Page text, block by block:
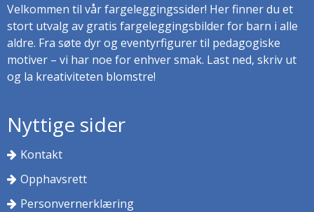
Velkommen til vår fargeleggingssider! Her finner du et
stort utvalg av gratis fargeleggingsbilder for barn i alle
aldre. Fra søte dyr og eventyrfigurer til pedagogiske
motiver – vi har noe for enhver smak. Last ned, skriv ut
og la kreativiteten blomstre!
Nyttige sider
Kontakt
Opphavsrett
Personvernerklæring